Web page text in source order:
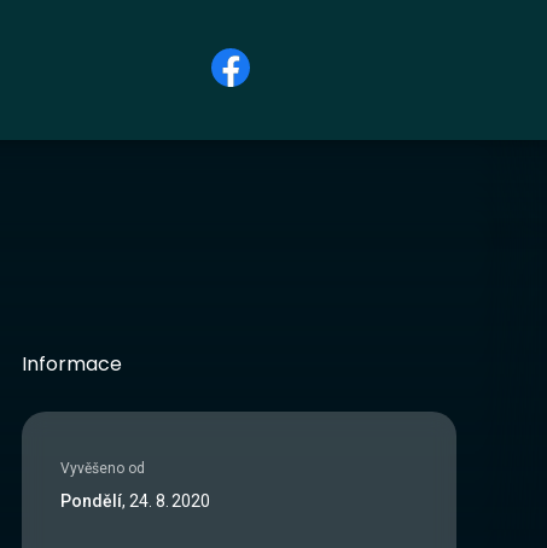
Informace
Vyvěšeno od
Pondělí, 24. 8 2020